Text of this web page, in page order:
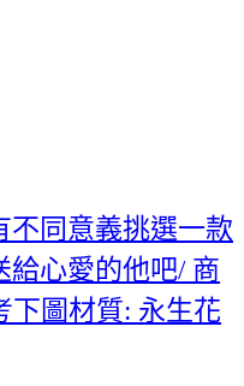
不同意義挑選一款
給心愛的他吧/ 商
下圖材質: 永生花